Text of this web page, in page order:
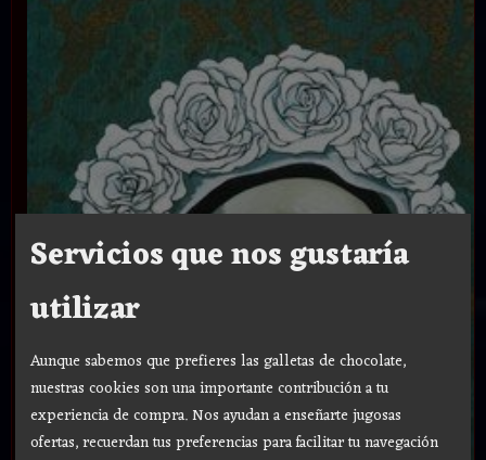
Servicios que nos gustaría
utilizar
Aunque sabemos que prefieres las galletas de chocolate,
nuestras cookies son una importante contribución a tu
experiencia de compra. Nos ayudan a enseñarte jugosas
ofertas, recuerdan tus preferencias para facilitar tu navegación